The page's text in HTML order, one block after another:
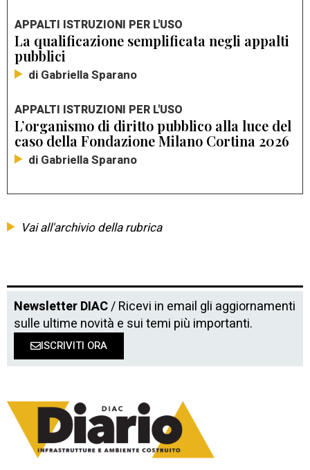
APPALTI ISTRUZIONI PER L'USO
La qualificazione semplificata negli appalti
pubblici
di Gabriella Sparano
APPALTI ISTRUZIONI PER L'USO
L’organismo di diritto pubblico alla luce del
caso della Fondazione Milano Cortina 2026
di Gabriella Sparano
Vai all'archivio della rubrica
Newsletter DIAC/ Ricevi in email gli aggiornamenti
sulle ultime novità e sui temi più importanti.
ISCRIVITI ORA